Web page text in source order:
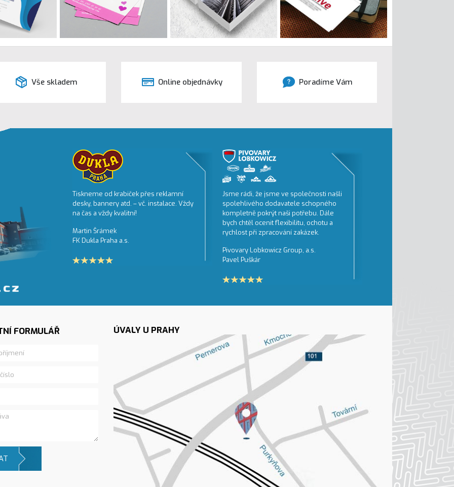
Vše skladem Online objednávky Poradíme Vám
je
cen.
přístup a
Tiskneme od krabiček přes reklamní
desky, bannery atd. – vč. instalace. Vždy
na čas a vždy kvalitní!
Martin Šrámek
FK Dukla Praha a.s.
Jsme rádi, že jsme ve společnosti našli
spolehlivého dodavatele schopného
kompletně pokrýt naši potřebu. Dále
bych chtěl ocenit flexibilitu, ochotu a
rychlost při zpracování zakázek.
Pivovary Lobkowicz Group, a.s.
Pavel Puškár
FORMULÁŘ ÚVALY U PRAHY